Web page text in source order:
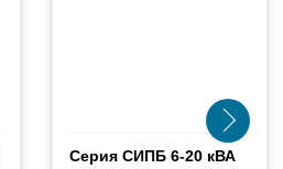
Серия СИПБ 6-20 кВА